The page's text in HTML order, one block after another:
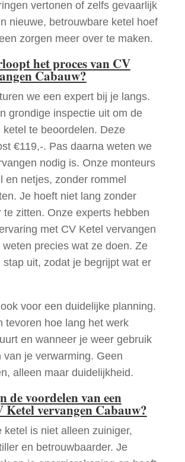
vertonen of zelfs gevaarlijk
nieuwe, betrouwbare ketel hoef
zorgen meer over te maken.
het proces van CV
Cabauw?
we een expert bij je langs.
grondige inspectie uit om de
ketel te beoordelen. Deze
€119,-. Pas daarna weten we
nodig is. Onze monteurs
en netjes, zonder rommel
Je hoeft niet lang zonder
te zitten. Onze experts hebben
met CV Ketel vervangen
weten precies wat ze doen. Ze
stap uit, zodat je begrijpt wat er
voor een duidelijke planning.
tevoren hoe lang het werk
en wanneer je weer gebruik
van je verwarming. Geen
alleen maar duidelijkheid.
de voordelen van een
Ketel vervangen Cabauw?
ketel is niet alleen zuiniger,
en betrouwbaarder. Je